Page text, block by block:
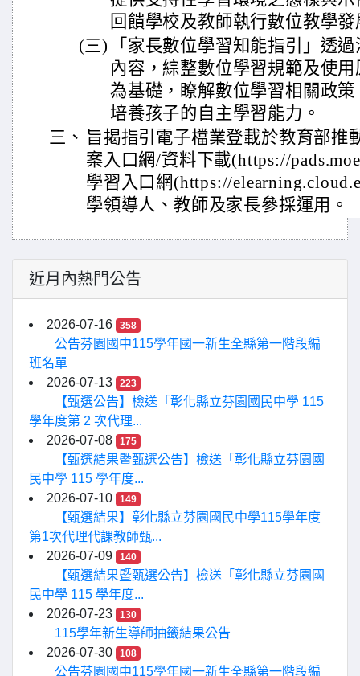
回饋學校及教師執行數位教學
(三)
「家長數位學習知能指引」透
內容，綜整數位學習規範及使
為基礎，瞭解數位學習相關政
培養孩子的自主學習能力。
三、 旨揭指引電子檔業登載於教育部推
案入口網/資料下載(https://
學習入口網(https://
學領導人、教師及家長參採運用。
近月內熱門公告
2026-07-16 358
公告芬園國中115學年國一新生全縣第一階段編
班名單
2026-07-13
223
【甄選公告】檢送「彰化縣立芬園國民中學 115
學年度第 2 次代理...
2026-07-08
175
【甄選結果暨甄選公告】檢送「彰化縣立芬園國
民中學 115 學年度...
2026-07-10
149
【甄選結果】彰化縣立芬園國民中學115學年度
第1次代理代課教師甄...
2026-07-09
140
【甄選結果暨甄選公告】檢送「彰化縣立芬園國
民中學 115 學年度...
2026-07-23
130
115學年新生導師抽籤結果公告
2026-07-30
108
公告芬園國中115學年國一新生全縣第一階段編